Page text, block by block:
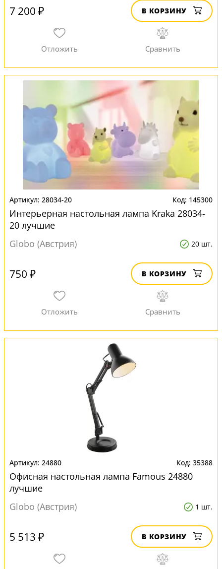
7 200 ₽ В КОРЗИНУ
28034-20 145300
Интерьерная настольная лампа Kraka 28034-
20 лучшие
Globo (Австрия)
20 шт.
750 ₽ В КОРЗИНУ
24880 35388
Офисная настольная лампа Famous 24880
лучшие
Globo (Австрия)
1 шт.
5 513 ₽ В КОРЗИНУ